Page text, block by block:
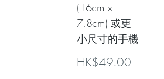
(16cm x
7.8cm) 或更
小尺寸的手機
價格
HK$49.00